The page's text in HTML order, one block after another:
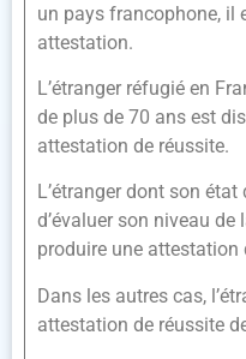
un pays francophone, il
attestation.
L’étranger réfugié en
de plus de 70 ans est
attestation de réussite.
L’étranger dont son
d’évaluer son niveau
produire une attestation
Dans les autres cas,
attestation de réussite